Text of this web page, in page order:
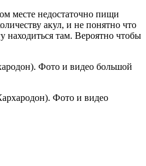
месте недостаточно пищи
акул, и не понятно что
находиться там. Вероятно чтобы
Фото и видео